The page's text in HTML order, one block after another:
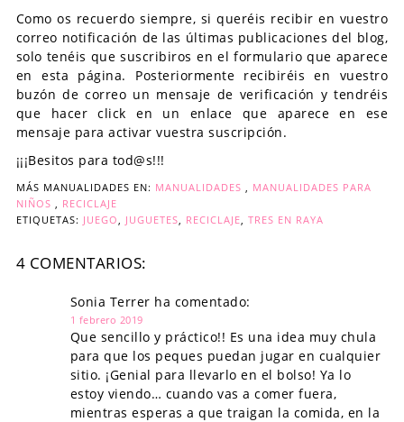
Como os recuerdo siempre, si queréis recibir en vuestro
correo notificación de las últimas publicaciones del blog,
solo tenéis que suscribiros en el formulario que aparece
en esta página. Posteriormente recibiréis en vuestro
buzón de correo un mensaje de verificación y tendréis
que hacer click en un enlace que aparece en ese
mensaje para activar vuestra suscripción.
¡¡¡Besitos para tod@s!!!
MÁS MANUALIDADES EN: MANUALIDADES
MANUALIDADES PARA
NIÑOS
RECICLAJE
ETIQUETAS: JUEGO JUGUETES RECICLAJE TRES EN RAYA
4 COMENTARIOS:
Sonia Terrer ha comentado:
1 febrero 2019
Que sencillo y práctico!! Es una idea muy chula
para que los peques puedan jugar en cualquier
sitio. ¡Genial para llevarlo en el bolso! Ya lo
estoy viendo… cuando vas a comer fuera,
mientras esperas a que traigan la comida, en la